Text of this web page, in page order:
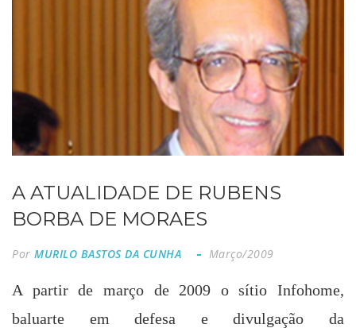
A ATUALIDADE DE RUBENS
BORBA DE MORAES
Por MURILO BASTOS DA CUNHA Março/2009
A partir de março de 2009 o sítio Infohome,
baluarte em defesa e divulgação da